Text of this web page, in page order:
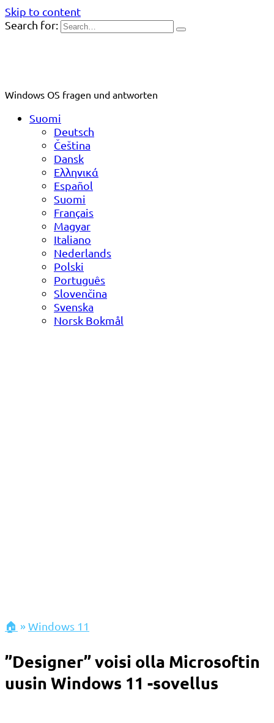
Skip to content
Search for:
Windows OS fragen und antworten
Suomi
Deutsch
Čeština
Dansk
Ελληνικά
Español
Suomi
Français
Magyar
Italiano
Nederlands
Polski
Português
Slovenčina
Svenska
Norsk Bokmål
🏠 »Windows 11
”Designer” voisi olla Microsoftin
uusin Windows 11 -sovellus